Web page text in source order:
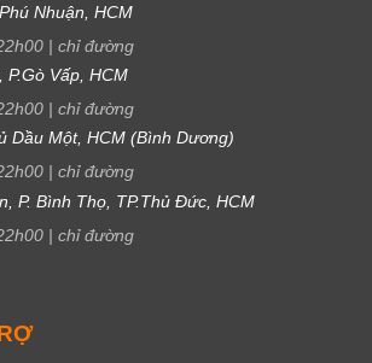
Nhuận, HCM
| chỉ đường
P.Gò Vấp, HCM
| chỉ đường
Dầu Một, HCM (Bình Dương)
| chỉ đường
P. Bình Thọ, TP.Thủ Đức, HCM
| chỉ đường